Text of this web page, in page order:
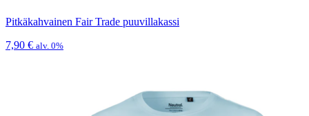
Pitkäkahvainen Fair Trade puuvillakassi
7,90 € alv. 0%